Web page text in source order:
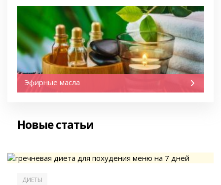
Эфирные масла
Новые статьи
ДИЕТЫ